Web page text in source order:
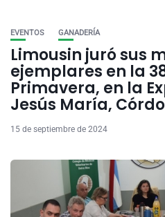
EVENTOS GANADERÍA
Limousin juró sus
ejemplares en la
Primavera, en la
Jesús María,
15 de septiembre de 2024